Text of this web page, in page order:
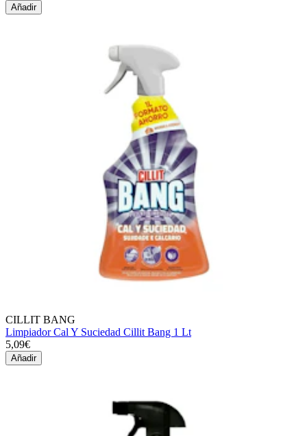
Añadir
CILLIT BANG
Limpiador Cal Y Suciedad Cillit Bang 1 Lt
5,09€
Añadir